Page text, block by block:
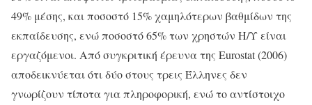
49% μέσης, και ποσοστό 15% χαμηλότερων βαθμίδων της
εκπαίδευσης, ενώ ποσοστό 65% των χρηστών Η/Υ είναι
εργαζόμενοι. Από συγκριτική έρευνα της Eurostat (2006)
αποδεικνύεται ότι δύο στους τρεις Έλληνες δεν
γνωρίζουν τίποτα για πληροφορική, ενώ το αντίστοιχο